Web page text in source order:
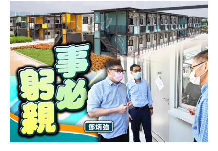
湾
中
心
将
开
放
予
外
佣
检
疫
邓
炳
强